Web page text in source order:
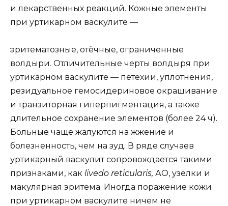
и лекарственных реакций. Кожные элементы
при уртикарном васкулите —
эритематозные, отёчные, ограниченные
волдыри. Отличительные черты волдыря при
уртикарном васкулите — петехии, уплотнения,
резидуальное гемосидериновое окрашивание
и транзиторная гиперпигментация, а также
длительное сохранение элементов (более 24 ч).
Больные чаще жалуются на жжение и
болезненность, чем на зуд. В ряде случаев
уртикарный васкулит сопровождается такими
признаками, как livedo reticularis, АО, узелки и
макулярная эритема. Иногда поражение кожи
при уртикарном васкулите ничем не